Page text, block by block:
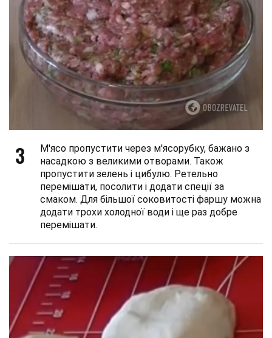
3
М'ясо пропустити через м'ясорубку, бажано з
насадкою з великими отворами. Також
пропустити зелень і цибулю. Ретельно
перемішати, посолити і додати спеції за
смаком. Для більшої соковитості фаршу можна
додати трохи холодної води і ще раз добре
перемішати.